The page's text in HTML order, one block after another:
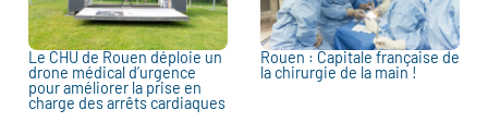
Le CHU de Rouen déploie un
drone médical d’urgence
pour améliorer la prise en
charge des arrêts cardiaques
Rouen : Capitale française de
la chirurgie de la main !